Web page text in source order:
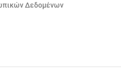
Δεδομένων